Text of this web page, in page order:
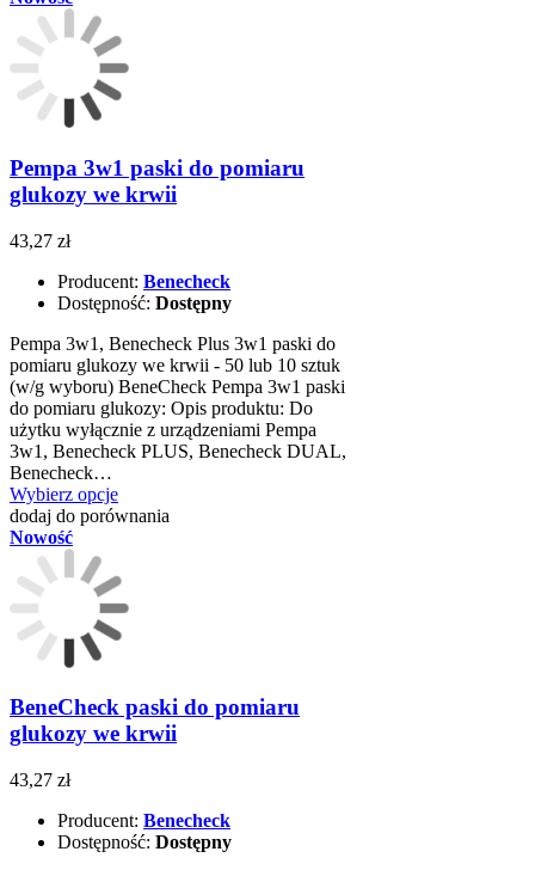
Pempa 3w1 paski do pomiaru
glukozy we krwii
43,27 zł
Producent: Benecheck
Dostępność: Dostępny
Pempa 3w1, Benecheck Plus 3w1 paski do
pomiaru glukozy we krwii - 50 lub 10 sztuk
(w/g wyboru) BeneCheck Pempa 3w1 paski
do pomiaru glukozy: Opis produktu: Do
użytku wyłącznie z urządzeniami Pempa
3w1, Benecheck PLUS, Benecheck DUAL,
Benecheck…
Wybierz opcje
dodaj do porównania
Nowość
BeneCheck paski do pomiaru
glukozy we krwii
43,27 zł
Producent: Benecheck
Dostępność: Dostępny